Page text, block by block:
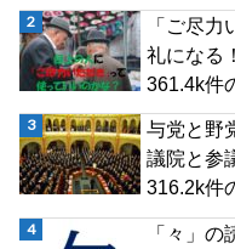
「ご尽
礼になる
361.4k件
与党と野
議院と参
316.2k件
「々」